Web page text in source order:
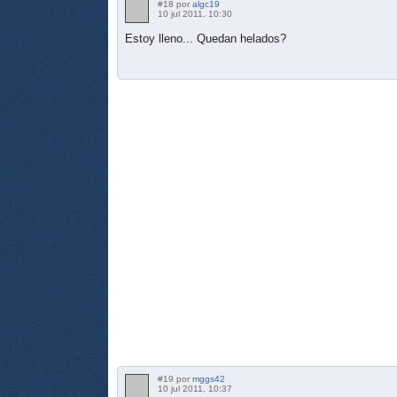
#18 por algc19
10 jul 2011, 10:30
Estoy lleno... Quedan helados?
#19 por mggs42
10 jul 2011, 10:37